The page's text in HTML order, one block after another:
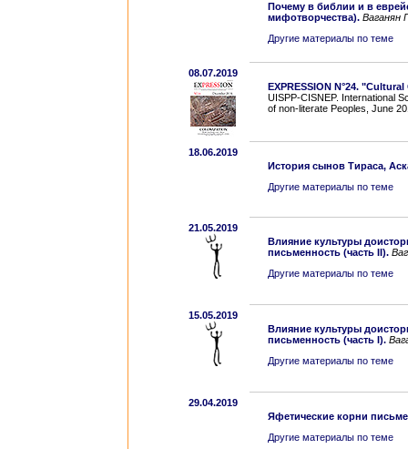
Почему в библии и в
мифотворчества). Ваганян
Другие материалы по теме
08.07.2019
EXPRESSION N°24.
UISPP-CISNEP. International
of non-literate Peoples, June
18.06.2019
История сынов Тираса,
Другие материалы по теме
21.05.2019
Влияние культуры
письменность (часть II).
Другие материалы по теме
15.05.2019
Влияние культуры
письменность (часть I).
Другие материалы по теме
29.04.2019
Яфетические корни
Другие материалы по теме